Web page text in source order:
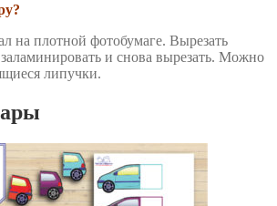
на плотной фотобумаге. Вырезать
и снова вырезать. Можно
липучки.